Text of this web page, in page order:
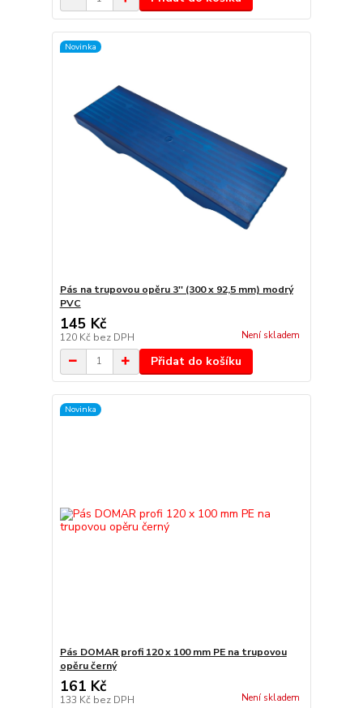
Novinka
Pás na trupovou opěru 3'' (300 x 92,5 mm) modrý
PVC
145 Kč
120 Kč bez DPH Není skladem
Přidat do košíku
Novinka
Pás DOMAR profi 120 x 100 mm PE na trupovou
opěru černý
161 Kč
133 Kč bez DPH Není skladem